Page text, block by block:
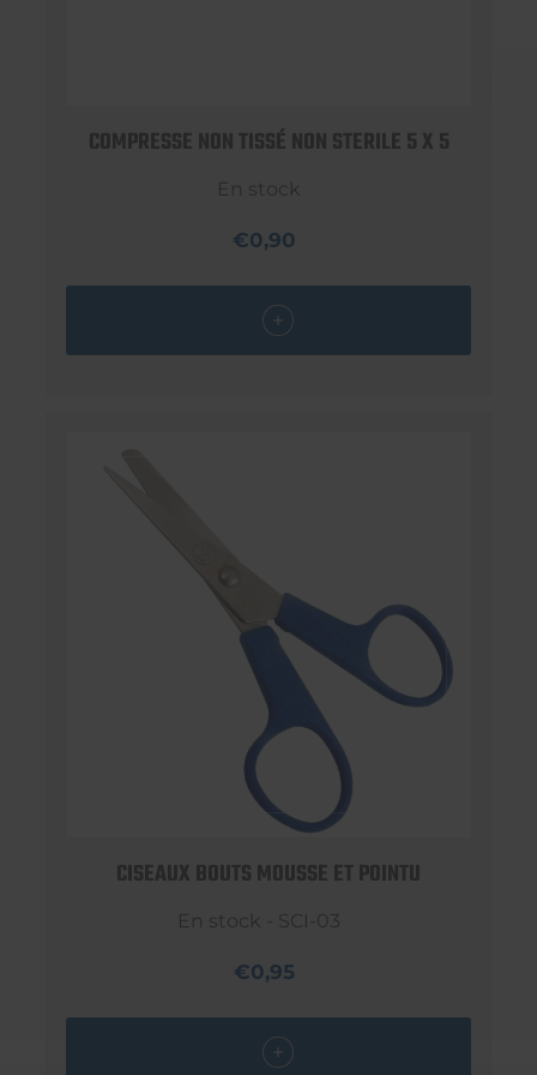
COMPRESSE NON TISSÉ NON STERILE 5 X 5
En stock
€0,90
CISEAUX BOUTS MOUSSE ET POINTU
En stock - SCI-03
€0,95